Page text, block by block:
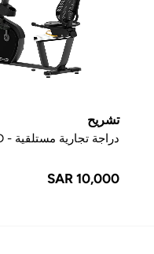
تشريح
دراجة تجارية مستلقية - LED
SAR 10,000